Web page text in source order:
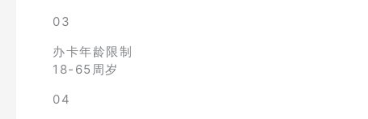
03
办卡年龄限制
18-65周岁
04